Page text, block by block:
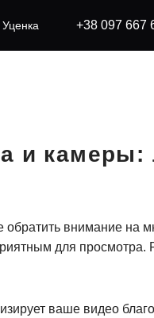
Уценка +38 097 667
и камеры:
внимание на
для просмотра.
ваше видео